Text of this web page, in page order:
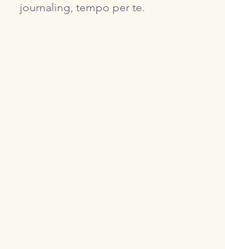
journaling, tempo per te.